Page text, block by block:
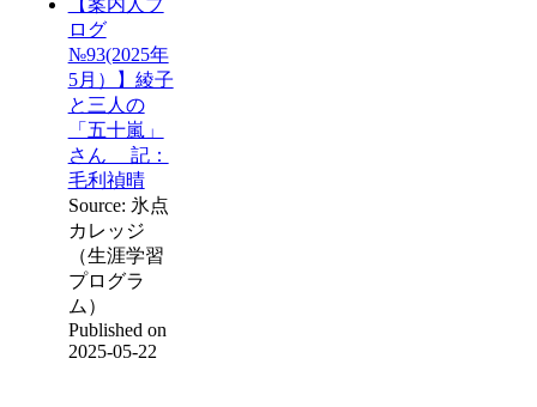
ログ
№93(2025年
5月）】綾子
と三人の
「五十嵐」
さん 記：
毛利禎晴
Source: 氷点
カレッジ
（生涯学習
プログラ
ム）
Published on
2025-05-22